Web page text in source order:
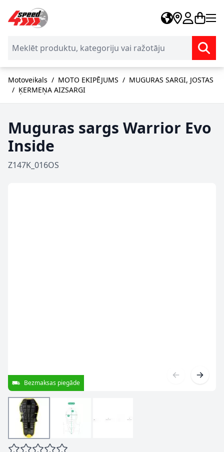
Skip to Content
Motoveikals / MOTO EKIPĒJUMS / MUGURAS SARGI, JOSTAS
/ ĶERMEŅA AIZSARGI
Muguras sargs Warrior Evo
Inside
Z147K_016OS
Bezmaksas piegāde